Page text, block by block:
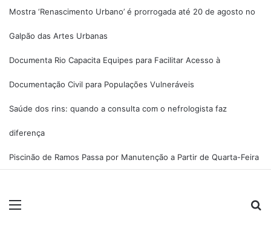
Mostra ‘Renascimento Urbano’ é prorrogada até 20 de agosto no
Galpão das Artes Urbanas
Documenta Rio Capacita Equipes para Facilitar Acesso à
Documentação Civil para Populações Vulneráveis
Saúde dos rins: quando a consulta com o nefrologista faz
diferença
Piscinão de Ramos Passa por Manutenção a Partir de Quarta-Feira
Menu